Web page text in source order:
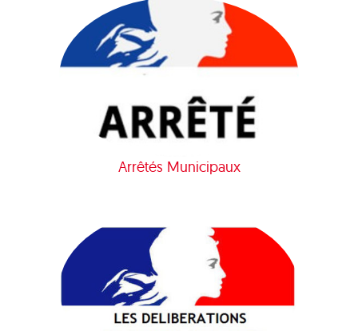
Arrêtés Municipaux